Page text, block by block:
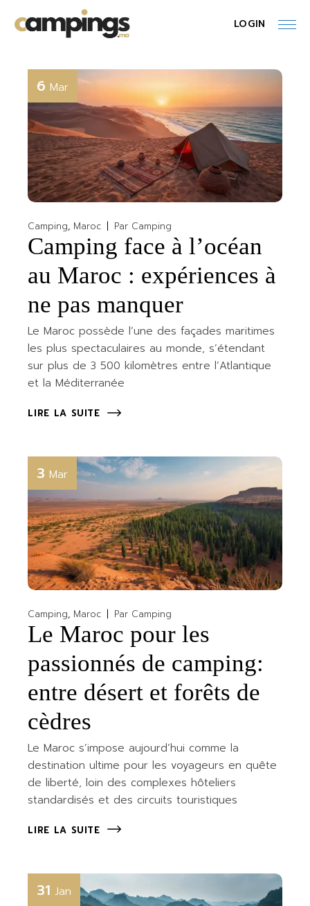
the
content
LOGIN
6 Mar
Camping Maroc Par Camping
Camping face à l’océan
au Maroc : expériences à
ne pas manquer
Le Maroc possède l’une des façades maritimes
les plus spectaculaires au monde, s’étendant
sur plus de 3 500 kilomètres entre l’Atlantique
et la Méditerranée
LIRE LA SUITE
3 Mar
Camping Maroc Par Camping
Le Maroc pour les
passionnés de camping:
entre désert et forêts de
cèdres
Le Maroc s’impose aujourd’hui comme la
destination ultime pour les voyageurs en quête
de liberté, loin des complexes hôteliers
standardisés et des circuits touristiques
LIRE LA SUITE
31 Jan